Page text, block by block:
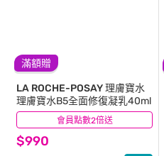
滿額贈
會員點數2倍送
LA ROCHE-POSAY 理膚寶水
理膚寶水B5全面修復凝乳40ml
$990
(16)